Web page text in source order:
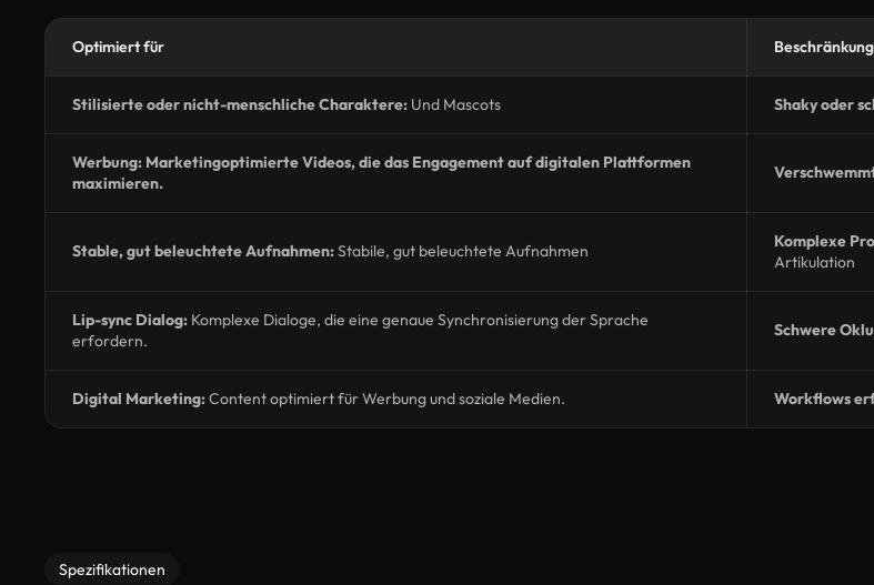
Optimiert für
Stilisierte oder nicht-menschliche Charaktere: Und Mascots Shaky oder
Werbung: Marketingoptimierte Videos, die das Engagement auf digitalen Plattformen
maximieren.
Stable, gut beleuchtete Aufnahmen:Stabile, gut beleuchtete Aufnahmen Komplexe
Artikulation
Lip-sync Dialog: Komplexe Dialoge, die eine genaue Synchronisierung der Sprache
erfordern.
Schwere
Digital Marketing:Content optimiert für Werbung und soziale Medien. Workflows
Spezifikationen